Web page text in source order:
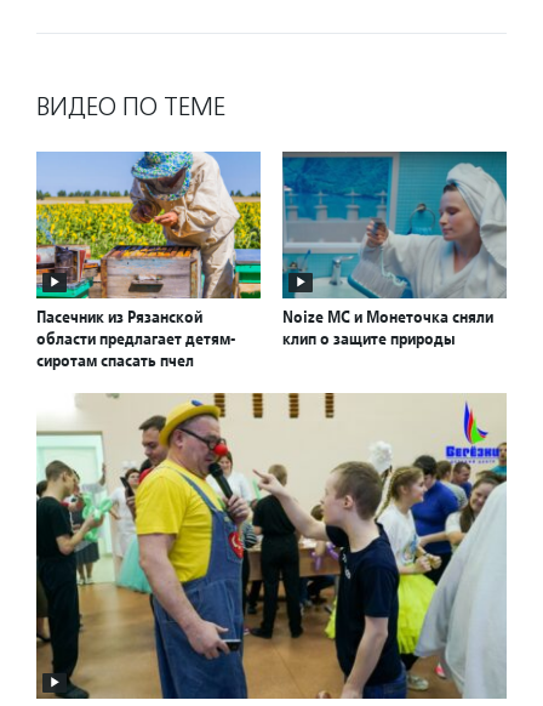
ВИДЕО ПО ТЕМЕ
Пасечник из Рязанской
области предлагает детям-
сиротам спасать пчел
Noize MС и Монеточка cняли
клип о защите природы